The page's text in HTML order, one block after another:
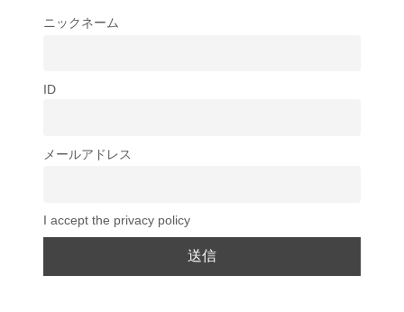
ニックネーム
ID
メールアドレス
I accept the privacy policy